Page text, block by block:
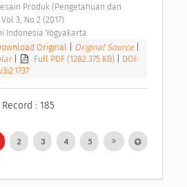
3, No 2 (2017)
Indonesia Yogyakarta
Original Original Source
Full PDF (1282.375 KB)
DOI:
: 185
2 3 4 5